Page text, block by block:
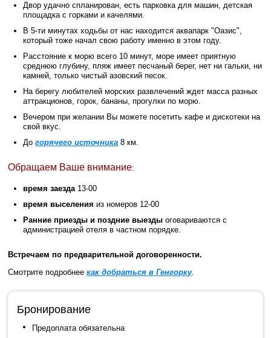
Двор удачно спланирован, есть парковка для машин, детская
площадка с горками и качелями.
В 5-ти минутах ходьбы от нас находится аквапарк "Оазис",
который тоже начал свою работу именно в этом году.
Расстояние к морю всего 10 минут, море имеет приятную
среднюю глубину, пляж имеет песчаный берег, нет ни гальки, ни
камней, только чистый азовский песок.
На берегу любителей морских развлечений ждет масса разных
аттракционов, горок, бананы, прогулки по морю.
Вечером при желании Вы можете посетить кафе и дискотеки на
свой вкус.
Догорячего источника 8 км.
Обращаем Ваше внимание:
время заезда13-00
время выселения из номеров 12-00
Ранние приезды и поздние выезды оговариваются с
администрацией отеля в частном порядке.
Встречаем по предварительной договоренности.
Смотрите подробнеекак добраться в Генгорку.
Бронирование
Предоплата обязательна